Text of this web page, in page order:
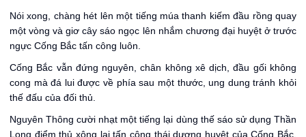
Nói xong, chàng hét lên một tiếng múa thanh kiếm đầu rồng quay
một vòng và giơ cây sáo ngọc lên nhắm chương đại huyệt ở trước
ngực Cống Bắc tấn công luôn.
Cống Bắc vẫn đứng nguyên, chân không xê dịch, đầu gối không
cong mà đá lui được về phía sau một thước, ung dung tránh khỏi
thế đấu của đối thủ.
Nguyên Thông cười nhạt một tiếng lại dùng thế sáo sử dụng Thần
Long điểm thủ xông lại tấn công thái dương huyệt của Cống Bắc,